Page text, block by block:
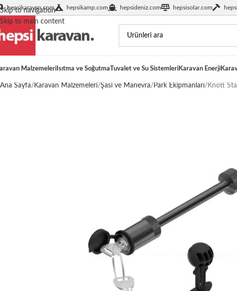
Skip to navigation
Skip to main content
hepsikaravan.com hepsikamp.com hepsideniz.com hepsisolar.com
Malzemeleri Isıtma ve SoğutmaTuvalet ve Su SistemleriKaravan Enerji
Ana Sayfa Karavan Malzemeleri Şasi ve Manevra Park Ekipmanları Knott